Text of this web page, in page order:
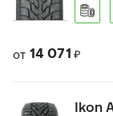
от 14 071 ₽
Ikon